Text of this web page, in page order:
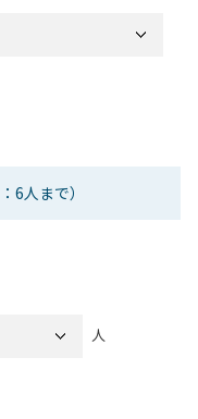
6人まで）
人